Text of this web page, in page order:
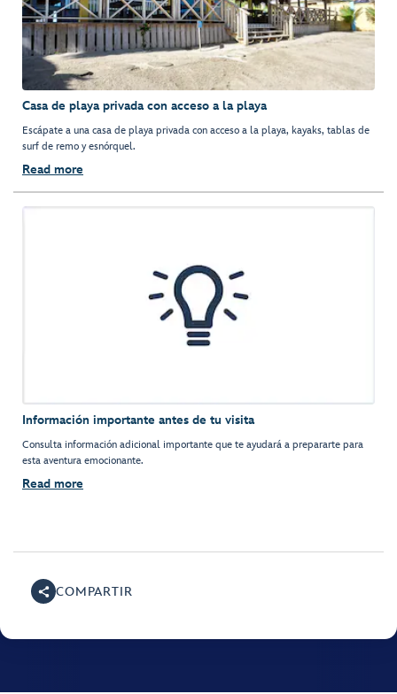
Casa de playa privada con acceso a la playa
Escápate a una casa de playa privada con acceso a la playa, kayaks, tablas de
surf de remo y esnórquel.
Read more
Información importante antes de tu visita
Consulta información adicional importante que te ayudará a prepararte para
esta aventura emocionante.
Read more
COMPARTIR